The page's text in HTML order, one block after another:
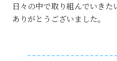
日々の中で取り組んでいきた
ありがとうございました。